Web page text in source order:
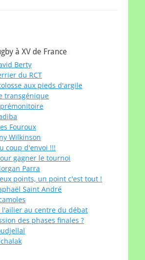
à XV de France
Berty
du RCT
aux pieds d'argile
transgénique
Fouroux
Wilkinson
coup d'envoi !!!
gagner le tournoi
Parra
points, un point c'est tout !
Saint André
l'ailier au centre du débat
des phases finales ?